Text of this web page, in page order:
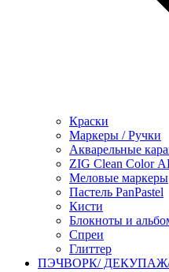
Краски
Маркеры / Ручки
Акварельные
ZIG Clean
Меловые маркеры
Пастель PanPastel
Кисти
Блокноты и
Спреи
Глиттер
ПЭЧВОРК/